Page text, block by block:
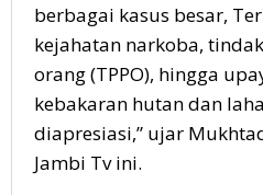
berbagai kasus besar,
kejahatan narkoba,
orang (TPPO), hingga
kebakaran hutan dan
diapresiasi,” ujar
Jambi Tv ini.